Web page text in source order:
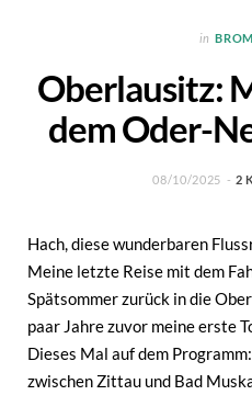
in
Oberlausitz:
dem Oder-
08/10/2025 2
Hach, diese wunderbaren
Meine letzte Reise mit dem
Spätsommer zurück in die
paar Jahre zuvor meine erste
Dieses Mal auf dem
zwischen Zittau und Bad